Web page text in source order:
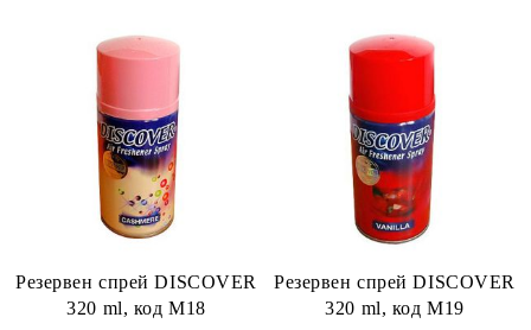
Резервен спрей DISCOVER
320 ml, код М18
Резервен спрей DISCOVER
320 ml, код М19